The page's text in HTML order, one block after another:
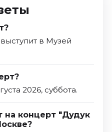
в Музей
2026, суббота.
на концерт "Дудук